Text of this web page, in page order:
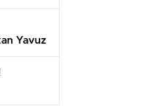
Yavuz
Öldü